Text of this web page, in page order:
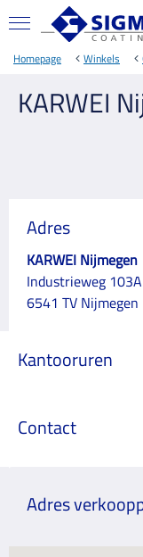
Homepage Winkels
KARWEI
Adres
KARWEI Nijmegen
Industrieweg 103A
6541 TV Nijmegen
Kantooruren
Contact
Adres